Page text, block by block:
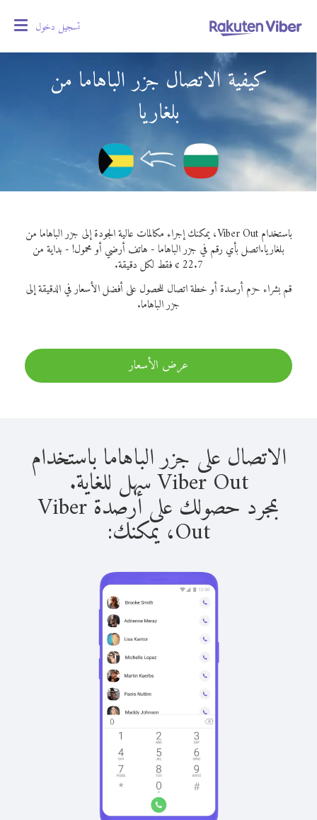
تسجيل دخول
كيفية الاتصال جزر الباهاما من
بلغاريا
باستخدام Viber Out، يمكنك إجراء مكالمات عالية الجودة إلى جزر الباهاما من
بلغاريا.اتصل بأي رقم في جزر الباهاما - هاتف أرضي أو محمول! - بداية من
22.7 ¢ فقط لكل دقيقة.
قم بشراء حزم أرصدة أو خطة اتصال للحصول على أفضل الأسعار في الدقيقة إلى
جزر الباهاما.
عرض الأسعار
الاتصال على جزر الباهاما باستخدام
Viber Out سهل للغاية.
بمجرد حصولك على أرصدة Viber
Out، يمكنك: